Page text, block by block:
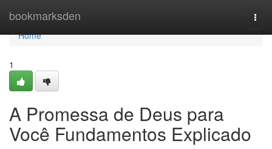
bookmarksden
Home
Home
1
A Promessa de Deus para
Você Fundamentos Explicado